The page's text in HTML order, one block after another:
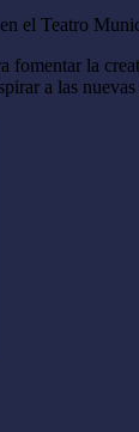
el Teatro
fomentar la
a las